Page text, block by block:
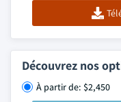
Découvrez nos
À partir de: $2,450